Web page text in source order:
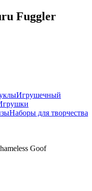
Fuggler
Игрушечный
Наборы для творчества
Goof